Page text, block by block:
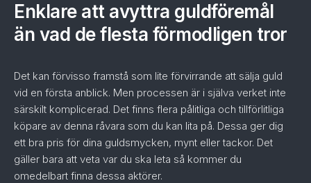
Enklare att avyttra guldföremål
än vad de flesta förmodligen tror
Det kan förvisso framstå som lite förvirrande att sälja guld
vid en första anblick. Men processen är i själva verket inte
särskilt komplicerad. Det finns flera pålitliga och tillförlitliga
köpare av denna råvara som du kan lita på. Dessa ger dig
ett bra pris för dina guldsmycken, mynt eller tackor. Det
gäller bara att veta var du ska leta så kommer du
omedelbart finna dessa aktörer.